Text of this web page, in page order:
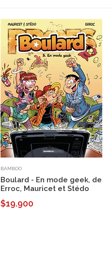
BAMBOO
Boulard - En mode geek, de
Erroc, Mauricet et Stédo
$19.900